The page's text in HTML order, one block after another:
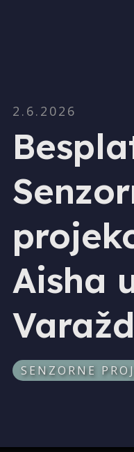
2.6.2026
Aisha
SENZORNE